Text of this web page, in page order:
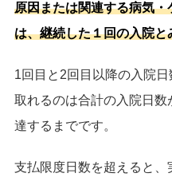
原因または関連する病気
は、継続した１回の入院と
1回目と2回目以降の入院
取れるのは合計の入院日
達するまでです。
支払限度日数を超えると、